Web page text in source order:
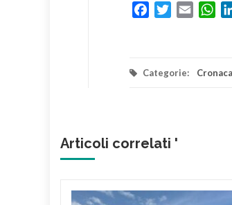
FacebookTwitterEmail
Categorie: Cronaca
Articoli correlati '